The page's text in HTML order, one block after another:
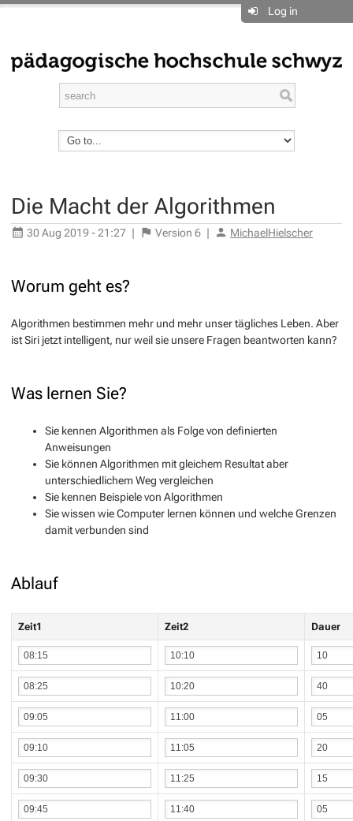
Log in
Die Macht der Algorithmen
30 Aug 2019 - 21:27 | Version 6 | MichaelHielscher
Worum geht es?
Algorithmen bestimmen mehr und mehr unser tägliches Leben. Aber
ist Siri jetzt intelligent, nur weil sie unsere Fragen beantworten kann?
Was lernen Sie?
Sie kennen Algorithmen als Folge von definierten
Anweisungen
Sie können Algorithmen mit gleichem Resultat aber
unterschiedlichem Weg vergleichen
Sie kennen Beispiele von Algorithmen
Sie wissen wie Computer lernen können und welche Grenzen
damit verbunden sind
Ablauf
Zeit1 Zeit2 Dauer